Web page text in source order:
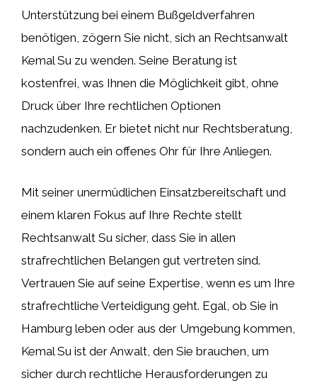
Unterstützung bei einem Bußgeldverfahren
benötigen, zögern Sie nicht, sich an Rechtsanwalt
Kemal Su zu wenden. Seine Beratung ist
kostenfrei, was Ihnen die Möglichkeit gibt, ohne
Druck über Ihre rechtlichen Optionen
nachzudenken. Er bietet nicht nur Rechtsberatung,
sondern auch ein offenes Ohr für Ihre Anliegen.
Mit seiner unermüdlichen Einsatzbereitschaft und
einem klaren Fokus auf Ihre Rechte stellt
Rechtsanwalt Su sicher, dass Sie in allen
strafrechtlichen Belangen gut vertreten sind.
Vertrauen Sie auf seine Expertise, wenn es um Ihre
strafrechtliche Verteidigung geht. Egal, ob Sie in
Hamburg leben oder aus der Umgebung kommen,
Kemal Su ist der Anwalt, den Sie brauchen, um
sicher durch rechtliche Herausforderungen zu